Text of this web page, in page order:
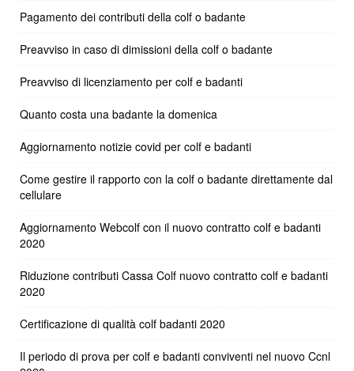
Pagamento dei contributi della colf o badante
Preavviso in caso di dimissioni della colf o badante
Preavviso di licenziamento per colf e badanti
Quanto costa una badante la domenica
Aggiornamento notizie covid per colf e badanti
Come gestire il rapporto con la colf o badante direttamente dal
cellulare
Aggiornamento Webcolf con il nuovo contratto colf e badanti
2020
Riduzione contributi Cassa Colf nuovo contratto colf e badanti
2020
Certificazione di qualità colf badanti 2020
Il periodo di prova per colf e badanti conviventi nel nuovo Ccnl